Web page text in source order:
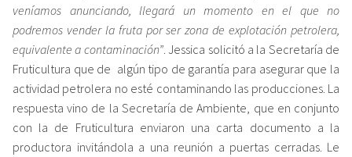
veníamos anunciando, llegará un momento en el que no
podremos vender la fruta por ser zona de explotación petrolera,
equivalente a contaminación”. Jessica solicitó a la Secretaría de
Fruticultura que de algún tipo de garantía para asegurar que la
actividad petrolera no esté contaminando las producciones. La
respuesta vino de la Secretaría de Ambiente, que en conjunto
con la de Fruticultura enviaron una carta documento a la
productora invitándola a una reunión a puertas cerradas. Le